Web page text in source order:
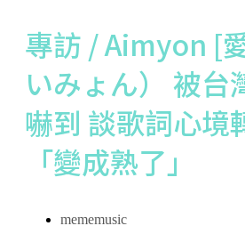
專訪 / Aimyon [
いみょん） 被台
嚇到 談歌詞心境
「變成熟了」
mememusic